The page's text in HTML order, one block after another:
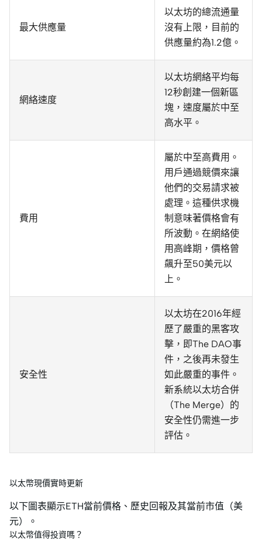
最大供應量
以太坊的總流通量
沒有上限，目前的
供應量約為1.2億。
網絡速度
以太坊網絡平均每
12秒創建一個新區
塊，速度屬於中至
高水平。
費用
屬於中至高費用。
用戶通過競價來讓
他們的交易請求被
處理。這種供求機
制意味著價格會有
所波動。在網絡使
用高峰期，價格曾
飆升至50美元以
上。
安全性
以太坊在2016年經
歷了嚴重的黑客攻
擊，即The DAO事
件，之後再未發生
如此嚴重的事件。
新系統以太坊合併
（The Merge）的
安全性仍需進一步
評估。
以太幣現價實時更新
以下圖表顯示ETH當前價格、歷史回報及其當前市值（美
元）。
以太幣值得投資嗎？